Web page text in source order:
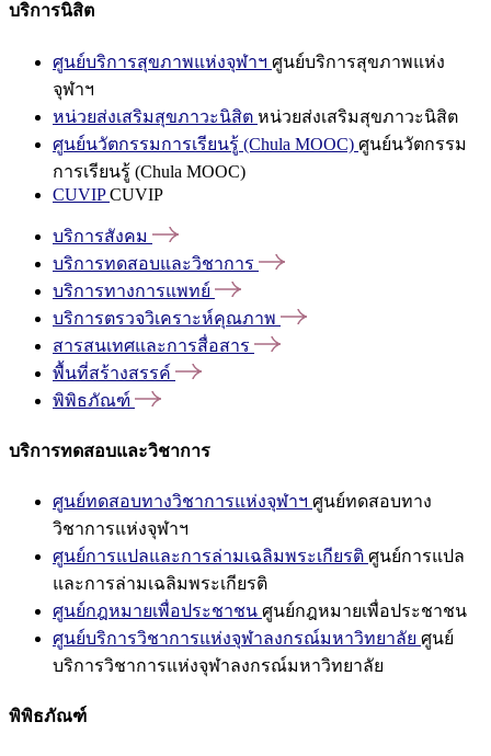
บริการนิสิต
ศูนย์บริการสุขภาพแห่งจุฬาฯ ศูนย์บริการสุขภาพแห่ง
จุฬาฯ
หน่วยส่งเสริมสุขภาวะนิสิต หน่วยส่งเสริมสุขภาวะนิสิต
ศูนย์นวัตกรรมการเรียนรู้ (Chula MOOC) ศูนย์นวัตกรรม
การเรียนรู้ (Chula MOOC)
CUVIPCUVIP
บริการสังคม
บริการทดสอบและวิชาการ
บริการทางการแพทย์
บริการตรวจวิเคราะห์คุณภาพ
สารสนเทศและการสื่อสาร
พื้นที่สร้างสรรค์
พิพิธภัณฑ์
บริการทดสอบและวิชาการ
ศูนย์ทดสอบทางวิชาการแห่งจุฬาฯ ศูนย์ทดสอบทาง
วิชาการแห่งจุฬาฯ
ศูนย์การแปลและการล่ามเฉลิมพระเกียรติ ศูนย์การแปล
และการล่ามเฉลิมพระเกียรติ
ศูนย์กฎหมายเพื่อประชาชน ศูนย์กฎหมายเพื่อประชาชน
ศูนย์บริการวิชาการแห่งจุฬาลงกรณ์มหาวิทยาลัย ศูนย์
บริการวิชาการแห่งจุฬาลงกรณ์มหาวิทยาลัย
พิพิธภัณฑ์